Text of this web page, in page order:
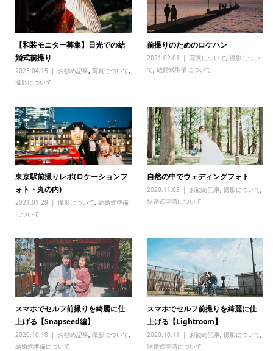
【和装モニター募集】日光での結
婚式前撮り
2023.04.15 お勧め記事, 写真について,
撮影について
前撮りのためのロケハン
2021.02.01 写真について,撮影につい
て,結婚式準備について
東京駅前撮りレポ(ロケーションフ
ォト・丸の内)
2021.01.29 撮影について, 結婚式準備
について
自然の中でウェディングフォト
2020.11.05 お勧め記事,撮影について,
結婚式準備について
スマホでセルフ前撮りを綺麗に仕
上げる【Snapseed編】
2020.10.18 お勧め記事, 撮影について,
結婚式準備について
スマホでセルフ前撮りを綺麗に仕
上げる【Lightroom】
2020.10.11 お勧め記事,撮影について,
結婚式準備について